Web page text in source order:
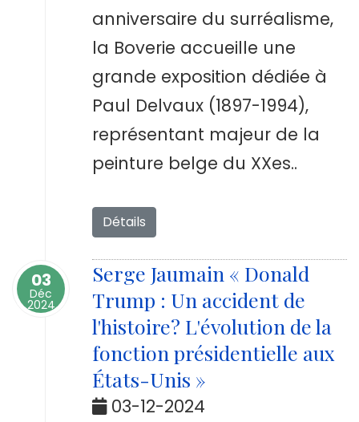
anniversaire du surréalisme,
la Boverie accueille une
grande exposition dédiée à
Paul Delvaux (1897-1994),
représentant majeur de la
peinture belge du XXes..
Détails
03
Déc
2024
Serge Jaumain « Donald
Trump : Un accident de
l'histoire? L'évolution de la
fonction présidentielle aux
États-Unis »
03-12-2024